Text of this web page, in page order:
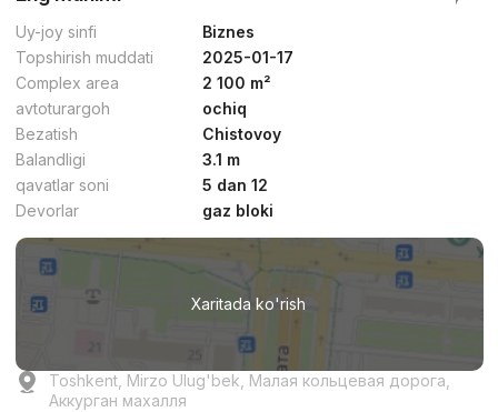
Uy-joy sinfi
Biznes
Topshirish muddati
2025-01-17
Complex area
2 100 m²
avtoturargoh
ochiq
Bezatish
Chistovoy
Balandligi
3.1 m
qavatlar soni
5 dan 12
Devorlar
gaz bloki
Xaritada ko'rish
Toshkent, Mirzo Ulug'bek, Малая кольцевая дорога,
Аккурган махалля